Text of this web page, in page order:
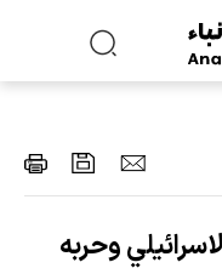
وحربه